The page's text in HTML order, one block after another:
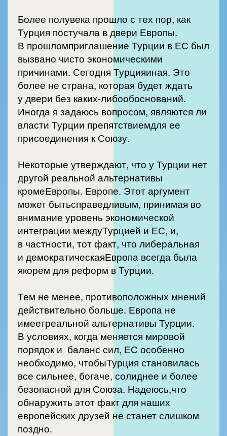
Более полувека прошло с тех пор, как
Турция постучала в двери Европы.
В прошломприглашение Турции в ЕС был
вызвано чисто экономическими
причинами. Сегодня Турцияиная. Это
более не страна, которая будет ждать
у двери без каких-либообоснований.
Иногда я задаюсь вопросом, являются ли
власти Турции препятствиемдля ее
присоединения к Союзу.
Некоторые утверждают, что у Турции нет
другой реальной альтернативы
кромеЕвропы. Европе. Этот аргумент
может бытьсправедливым, принимая во
внимание уровень экономической
интеграции междуТурцией и ЕС, и,
в частности, тот факт, что либеральная
и демократическаяЕвропа всегда была
якорем для реформ в Турции.
Тем не менее, противоположных мнений
действительно больше. Европа не
имеетреальной альтернативы Турции.
В условиях, когда меняется мировой
порядок и баланс сил, ЕС особенно
необходимо, чтобыТурция становилась
все сильнее, богаче, солиднее и более
безопасной для Союза. Надеюсь,что
обнаружить этот факт для наших
европейских друзей не станет слишком
поздно.